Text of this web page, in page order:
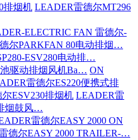
排烟机 LEADER雷德尔MT296
ELECTRIC FAN 雷德尔-
尔PARKFAN 80电动排烟…
ESV280电动排…
驱动排烟风机Ba… ON
雷德尔ES220便携式排
ESV230排烟机 LEADER雷
烟鼓风…
雷德尔EASY 2000 ON
德尔EASY 2000 TRAILER-…